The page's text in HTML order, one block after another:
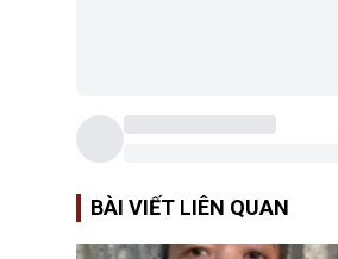
BÀI VIẾT LIÊN QUAN